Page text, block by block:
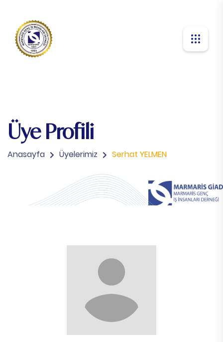
Üye Profili
Anasayfa Üyelerimiz Serhat YELMEN